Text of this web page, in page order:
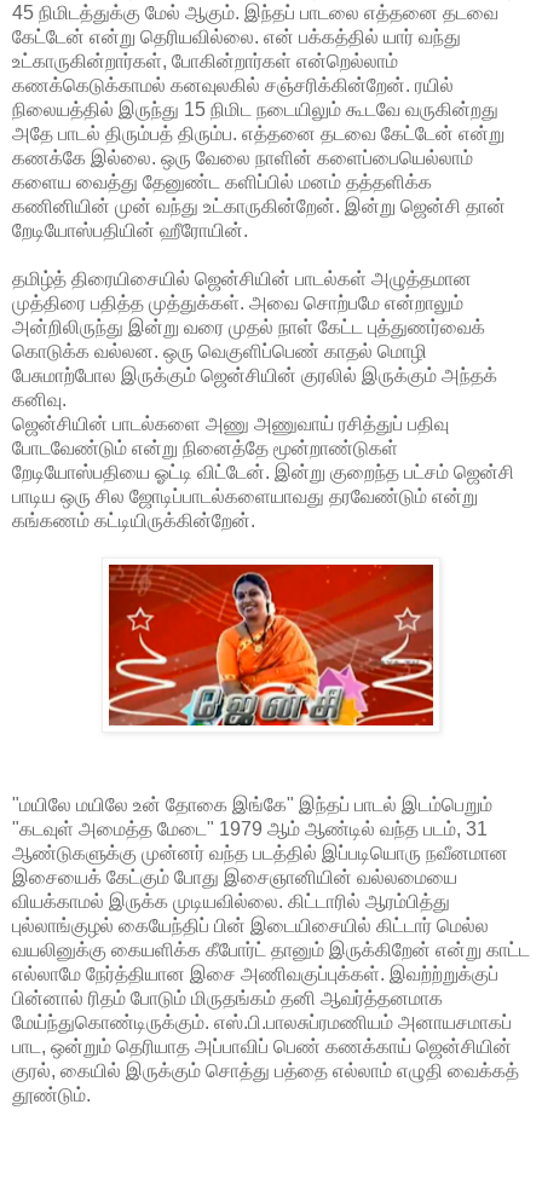
45 நிமிடத்துக்கு மேல் ஆகும். இந்தப் பாடலை எத்தனை தடவை
கேட்டேன் என்று தெரியவில்லை. என் பக்கத்தில் யார் வந்து
உட்காருகின்றார்கள், போகின்றார்கள் என்றெல்லாம்
கணக்கெடுக்காமல் கனவுலகில் சஞ்சரிக்கின்றேன். ரயில்
நிலையத்தில் இருந்து 15 நிமிட நடையிலும் கூடவே வருகின்றது
அதே பாடல் திரும்பத் திரும்ப. எத்தனை தடவை கேட்டேன் என்று
கணக்கே இல்லை. ஒரு வேலை நாளின் களைப்பையெல்லாம்
களைய வைத்து தேனுண்ட களிப்பில் மனம் தத்தளிக்க
கணினியின் முன் வந்து உட்காருகின்றேன். இன்று ஜென்சி தான்
றேடியோஸ்பதியின் ஹீரோயின்.
தமிழ்த் திரையிசையில் ஜென்சியின் பாடல்கள் அழுத்தமான
முத்திரை பதித்த முத்துக்கள். அவை சொற்பமே என்றாலும்
அன்றிலிருந்து இன்று வரை முதல் நாள் கேட்ட புத்துணர்வைக்
கொடுக்க வல்லன. ஒரு வெகுளிப்பெண் காதல் மொழி
பேசுமாற்போல இருக்கும் ஜென்சியின் குரலில் இருக்கும் அந்தக்
கனிவு.
ஜென்சியின் பாடல்களை அணு அணுவாய் ரசித்துப் பதிவு
போடவேண்டும் என்று நினைத்தே மூன்றாண்டுகள்
றேடியோஸ்பதியை ஓட்டி விட்டேன். இன்று குறைந்த பட்சம் ஜென்சி
பாடிய ஒரு சில ஜோடிப்பாடல்களையாவது தரவேண்டும் என்று
கங்கணம் கட்டியிருக்கின்றேன்.
"மயிலே மயிலே உன் தோகை இங்கே" இந்தப் பாடல் இடம்பெறும்
"கடவுள் அமைத்த மேடை" 1979 ஆம் ஆண்டில் வந்த படம், 31
ஆண்டுகளுக்கு முன்னர் வந்த படத்தில் இப்படியொரு நவீனமான
இசையைக் கேட்கும் போது இசைஞானியின் வல்லமையை
வியக்காமல் இருக்க முடியவில்லை. கிட்டாரில் ஆரம்பித்து
புல்லாங்குழல் கையேந்திப் பின் இடையிசையில் கிட்டார் மெல்ல
வயலினுக்கு கையளிக்க கீபோர்ட் தானும் இருக்கிறேன் என்று காட்ட
எல்லாமே நேர்த்தியான இசை அணிவகுப்புக்கள். இவற்ற்றுக்குப்
பின்னால் ரிதம் போடும் மிருதங்கம் தனி ஆவர்த்தனமாக
மேய்ந்துகொண்டிருக்கும். எஸ்.பி.பாலசுப்ரமணியம் அனாயசமாகப்
பாட, ஒன்றும் தெரியாத அப்பாவிப் பெண் கணக்காய் ஜென்சியின்
குரல், கையில் இருக்கும் சொத்து பத்தை எல்லாம் எழுதி வைக்கத்
தூண்டும்.